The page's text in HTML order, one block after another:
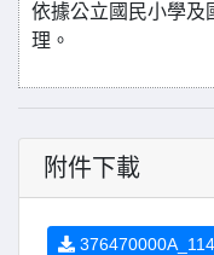
依據公立國民小學及
理。
附件下載